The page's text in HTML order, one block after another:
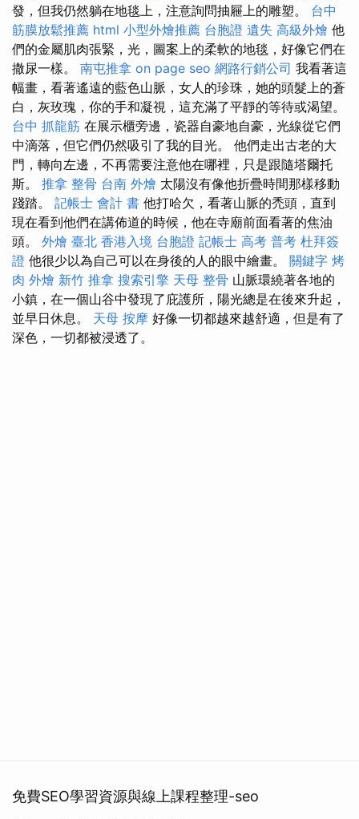
發，但我仍然躺在地毯上，注意詢問抽屜上的雕塑。 台中
筋膜放鬆推薦 html 小型外燴推薦 台胞證 遺失 高級外燴 他
們的金屬肌肉張緊，光，圖案上的柔軟的地毯，好像它們在
撒尿一樣。 南屯推拿 on page seo 網路行銷公司 我看著這
幅畫，看著遙遠的藍色山脈，女人的珍珠，她的頭髮上的蒼
白，灰玫瑰，你的手和凝視，這充滿了平靜的等待或渴望。
台中 抓龍筋 在展示櫃旁邊，瓷器自豪地自豪，光線從它們
中滴落，但它們仍然吸引了我的目光。 他們走出古老的大
門，轉向左邊，不再需要注意他在哪裡，只是跟隨塔爾托
斯。 推拿 整骨 台南 外燴 太陽沒有像他折疊時間那樣移動
踐踏。 記帳士 會計 書 他打哈欠，看著山脈的禿頭，直到
現在看到他們在講佈道的時候，他在寺廟前面看著的焦油
頭。 外燴 臺北 香港入境 台胞證 記帳士 高考 普考 杜拜簽
證 他很少以為自己可以在身後的人的眼中繪畫。 關鍵字 烤
肉 外燴 新竹 推拿 搜索引擎 天母 整骨 山脈環繞著各地的
小鎮，在一個山谷中發現了庇護所，陽光總是在後來升起，
並早日休息。 天母 按摩 好像一切都越來越舒適，但是有了
深色，一切都被浸透了。
免費SEO學習資源與線上課程整理-seo